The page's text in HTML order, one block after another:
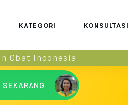
KATEGORI KONSULTASI
Obat Indonesia